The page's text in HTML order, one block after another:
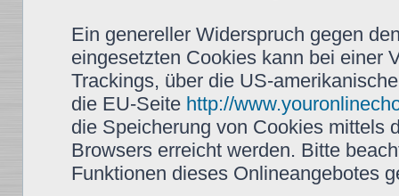
Ein genereller Widerspruch gegen
eingesetzten Cookies kann bei einer
Trackings, über die US-
die EU-Seite http://
die Speicherung von Cookies mittels
Browsers erreicht werden. Bitte
Funktionen dieses Onlineangebotes